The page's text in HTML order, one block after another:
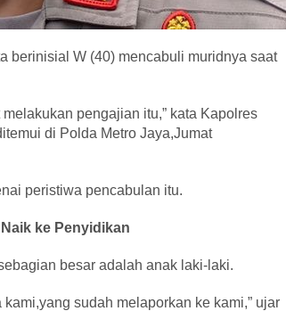
berinisial W (40) mencabuli muridnya saat
pengajian itu,” kata Kapolres
di Polda Metro Jaya,Jumat
peristiwa pencabulan itu.
ke Penyidikan
besar adalah anak laki-laki.
sudah melaporkan ke kami,” ujar